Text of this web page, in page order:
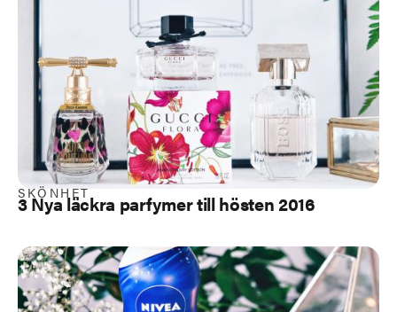
SKÖNHET
3 Nya läckra parfymer till hösten 2016